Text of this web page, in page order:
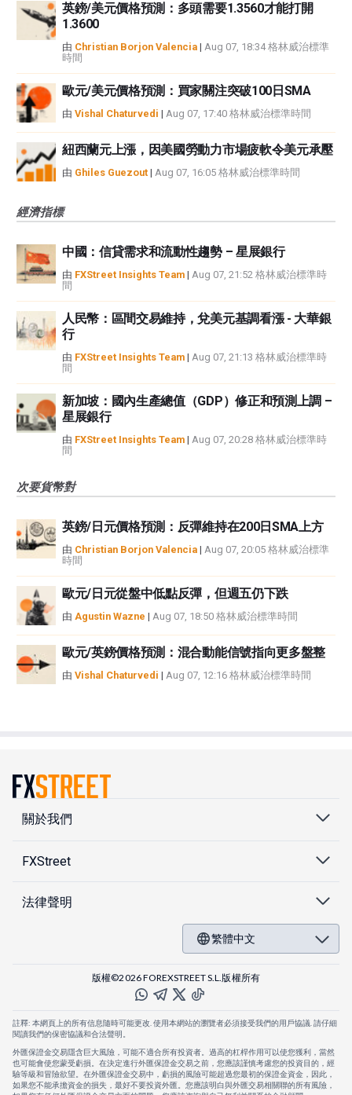
英鎊/美元價格預測：多頭需要1.3560才能打開
1.3600
由 Christian Borjon Valencia | Aug 07, 18:34 格林威治標準
時間
歐元/美元價格預測：買家關注突破100日SMA
由 Vishal Chaturvedi | Aug 07, 17:40 格林威治標準時間
紐西蘭元上漲，因美國勞動力市場疲軟令美元承壓
由 Ghiles Guezout | Aug 07, 16:05 格林威治標準時間
經濟指標
中國：信貸需求和流動性趨勢 – 星展銀行
由 FXStreet Insights Team | Aug 07, 21:52 格林威治標準時
間
人民幣：區間交易維持，兌美元基調看漲 - 大華銀
行
由 FXStreet Insights Team | Aug 07, 21:13 格林威治標準時
間
新加坡：國內生產總值（GDP）修正和預測上調 –
星展銀行
由 FXStreet Insights Team | Aug 07, 20:28 格林威治標準時
間
次要貨幣對
英鎊/日元價格預測：反彈維持在200日SMA上方
由 Christian Borjon Valencia | Aug 07, 20:05 格林威治標準
時間
歐元/日元從盤中低點反彈，但週五仍下跌
由 Agustin Wazne | Aug 07, 18:50 格林威治標準時間
歐元/英鎊價格預測：混合動能信號指向更多盤整
由 Vishal Chaturvedi | Aug 07, 12:16 格林威治標準時間
關於我們
FXStreet
法律聲明
繁體中文
版權©2026 FOREXSTREET S.L.版權所有
註釋: 本網頁上的所有信息隨時可能更改. 使用本網站的瀏覽者必須接受我們的用戶協議. 請仔細
閱讀我們的保密協議和合法聲明。
外匯保證金交易隱含巨大風險，可能不適合所有投資者。過高的杠桿作用可以使您獲利，當然
也可能會使您蒙受虧損。在決定進行外匯保證金交易之前，您應該謹慎考慮您的投資目的，經
驗等級和冒險欲望。在外匯保證金交易中，虧損的風險可能超過您最初的保證金資金，因此，
如果您不能承擔資金的損失，最好不要投資外匯。您應該明白與外匯交易相關聯的所有風險，